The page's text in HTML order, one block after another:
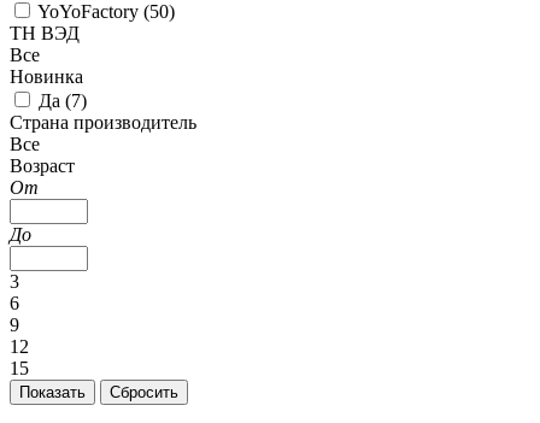
YoYoFactory (50)
ТН ВЭД
Все
Новинка
Да (7)
Страна производитель
Все
Возраст
От
До
3
6
9
12
15